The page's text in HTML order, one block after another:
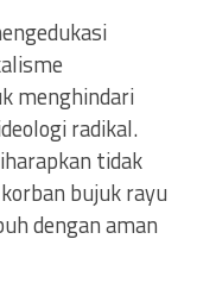
menghindari
radikal.
tidak
bujuk rayu
dengan aman